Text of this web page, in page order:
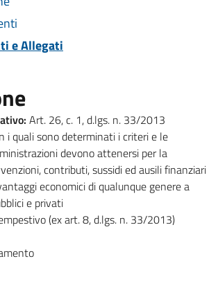
e Allegati
Art. 26, c. 1, d.lgs. n. 33/2013
i quali sono determinati i criteri e le
devono attenersi per la
contributi, sussidi ed ausili finanziari
economici di qualunque genere a
e privati
(ex art. 8, d.lgs. n. 33/2013)